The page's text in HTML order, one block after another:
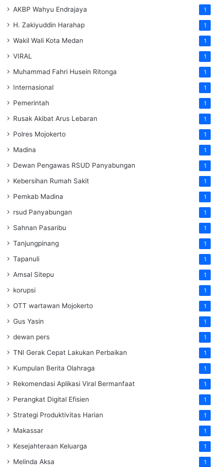
AKBP Wahyu Endrajaya 1
H. Zakiyuddin Harahap 1
Wakil Wali Kota Medan 1
VIRAL 1
Muhammad Fahri Husein Ritonga 1
Internasional 1
Pemerintah 1
Rusak Akibat Arus Lebaran 1
Polres Mojokerto 1
Madina 1
Dewan Pengawas RSUD Panyabungan 1
Kebersihan Rumah Sakit 1
Pemkab Madina 1
rsud Panyabungan 1
Sahnan Pasaribu 1
Tanjungpinang 1
Tapanuli 1
Amsal Sitepu 1
korupsi 1
OTT wartawan Mojokerto 1
Gus Yasin 1
dewan pers 1
TNI Gerak Cepat Lakukan Perbaikan 1
Kumpulan Berita Olahraga 1
Rekomendasi Aplikasi Viral Bermanfaat 1
Perangkat Digital Efisien 1
Strategi Produktivitas Harian 1
Makassar 1
Kesejahteraan Keluarga 1
Melinda Aksa 1